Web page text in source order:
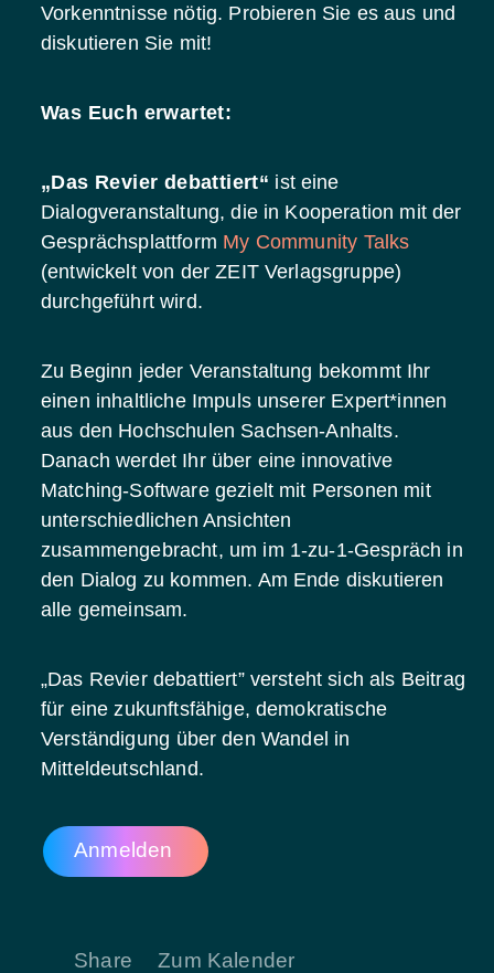
Vorkenntnisse nötig. Probieren Sie es aus und
diskutieren Sie mit!
Was Euch erwartet:
„Das Revier debattiert“ ist eine
Dialogveranstaltung, die in Kooperation mit der
Gesprächsplattform My Community Talks
(entwickelt von der ZEIT Verlagsgruppe)
durchgeführt wird.
Zu Beginn jeder Veranstaltung bekommt Ihr
einen inhaltliche Impuls unserer Expert*innen
aus den Hochschulen Sachsen-Anhalts.
Danach werdet Ihr über eine innovative
Matching-Software gezielt mit Personen mit
unterschiedlichen Ansichten
zusammengebracht, um im 1-zu-1-Gespräch in
den Dialog zu kommen. Am Ende diskutieren
alle gemeinsam.
„Das Revier debattiert” versteht sich als Beitrag
für eine zukunftsfähige, demokratische
Verständigung über den Wandel in
Mitteldeutschland.
Anmelden
Share Zum Kalender